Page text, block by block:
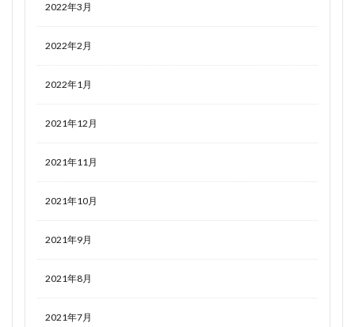
2022年3月
2022年2月
2022年1月
2021年12月
2021年11月
2021年10月
2021年9月
2021年8月
2021年7月